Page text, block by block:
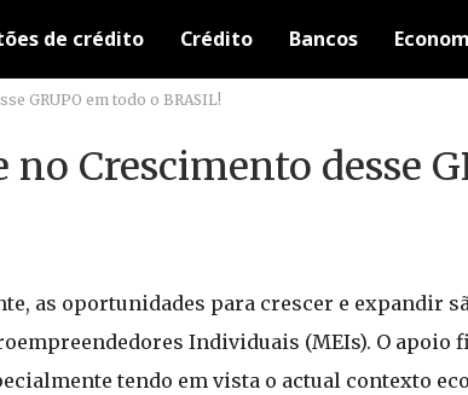
de crédito Crédito Bancos
GRUPO em todo o BRASIL!
Crescimento desse
as oportunidades para crescer e expandir
Individuais (MEIs). O apoio
tendo em vista o actual contexto